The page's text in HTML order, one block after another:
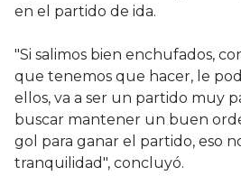
en el partido de ida.
"Si salimos bien enchufados,
que tenemos que hacer, le
ellos, va a ser un partido muy
buscar mantener un buen
gol para ganar el partido, eso
tranquilidad", concluyó.